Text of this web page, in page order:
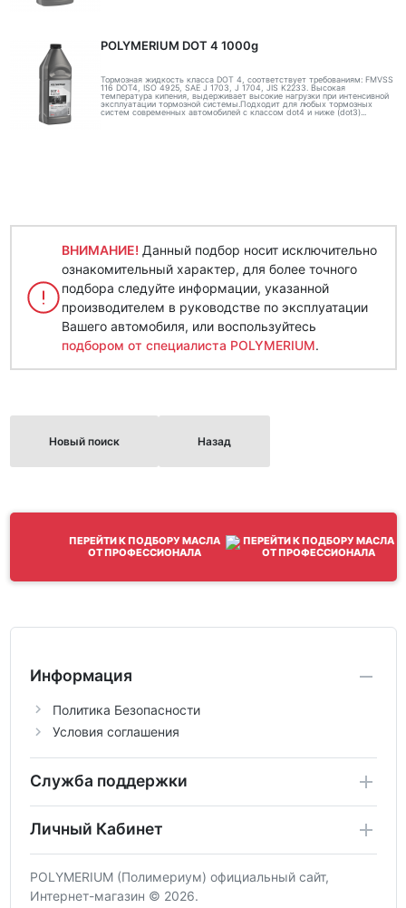
POLYMERIUM DOT 4 1000g
Тормозная жидкость класса DOT 4, соответствует требованиям: FMVSS
116 DOT4, ISO 4925, SAE J 1703, J 1704, JIS K2233. Высокая
температура кипения, выдерживает высокие нагрузки при интенсивной
эксплуатации тормозной системы.Подходит для любых тормозных
систем современных автомобилей с классом dot4 и ниже (dot3)...
ВНИМАНИЕ! Данный подбор носит исключительно
ознакомительный характер, для более точного
подбора следуйте информации, указанной
производителем в руководстве по эксплуатации
Вашего автомобиля, или воспользуйтесь
подбором от специалиста POLYMERIUM.
Новый поиск Назад
ПЕРЕЙТИ К ПОДБОРУ МАСЛА
ОТ ПРОФЕССИОНАЛА
Информация
Политика Безопасности
Условия соглашения
Служба поддержки
Личный Кабинет
POLYMERIUM (Полимериум) официальный сайт,
Интернет-магазин © 2026.